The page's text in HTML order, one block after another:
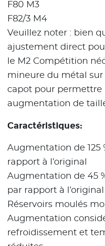
F80 M3
F82/3 M4
Veuillez noter : bien
ajustement direct
le M2 Compétition
mineure du métal
capot pour permettre
augmentation de
Caractéristiques:
Augmentation de 125
rapport à l’original
Augmentation de 45
par rapport à l’original
Réservoirs moulés
Augmentation
refroidissement et